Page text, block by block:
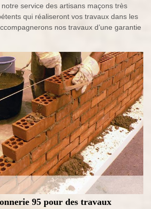
service des artisans maçons très
qui réaliseront vos travaux dans les
nos travaux d’une garantie
95 pour des travaux